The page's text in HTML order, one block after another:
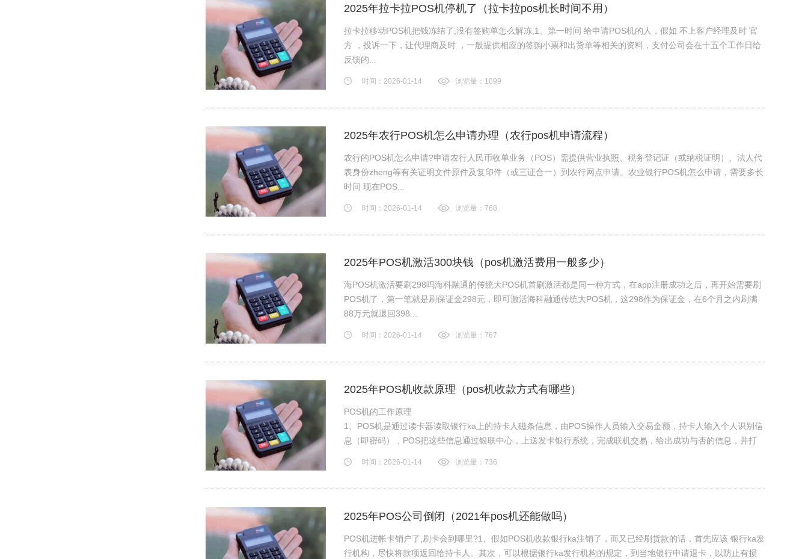
2025年拉卡拉POS机停机了（拉卡拉pos机长时间不用）
拉卡拉移动POS机把钱冻结了,没有签购单怎么解冻,1、第一时间 给申请POS机的人，假如 不上客户经理及时 官
方 ，投诉一下，让代理商及时 ，一般提供相应的签购小票和出货单等相关的资料，支付公司会在十五个工作日给
反馈的...
时间：2026-01-14 浏览量：1099
2025年农行POS机怎么申请办理（农行pos机申请流程）
农行的POS机怎么申请?申请农行人民币收单业务（POS）需提供营业执照、税务登记证（或纳税证明）、法人代
表身份zheng等有关证明文件原件及复印件（或三证合一）到农行网点申请。农业银行POS机怎么申请，需要多长
时间 现在POS...
时间：2026-01-14 浏览量：768
2025年POS机激活300块钱（pos机激活费用一般多少）
海POS机激活要刷298吗海科融通的传统大POS机首刷激活都是同一种方式，在app注册成功之后，再开始需要刷
POS机了，第一笔就是刷保证金298元，即可激活海科融通传统大POS机，这298作为保证金，在6个月之内刷满
88万元就退回398...
时间：2026-01-14 浏览量：767
2025年POS机收款原理（pos机收款方式有哪些）
POS机的工作原理
1、POS机是通过读卡器读取银行ka上的持卡人磁条信息，由POS操作人员输入交易金额，持卡人输入个人识别信
息（即密码），POS把这些信息通过银联中心，上送发卡银行系统，完成联机交易，给出成功与否的信息，并打
时间：2026-01-14 浏览量：736
2025年POS公司倒闭（2021年pos机还能做吗）
POS机进帐卡销户了,刷卡会到哪里?1、假如POS机收款银行ka注销了，而又已经刷货款的话，首先应该 银行ka发
行机构，尽快将款项返回给持卡人。其次，可以根据银行ka发行机构的规定，到当地银行申请退卡，以防止有损